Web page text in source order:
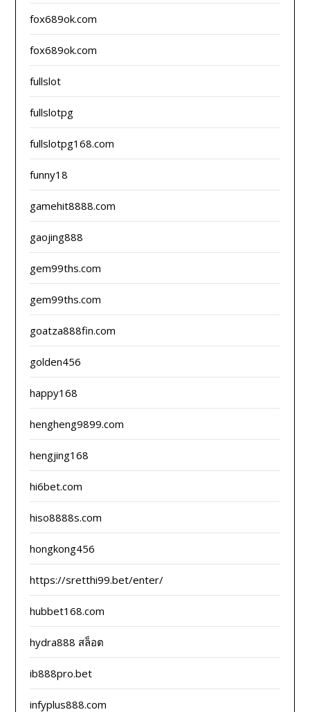
fox689ok.com
fox689ok.com
fullslot
fullslotpg
fullslotpg168.com
funny18
gamehit8888.com
gaojing888
gem99ths.com
gem99ths.com
goatza888fin.com
golden456
happy168
hengheng9899.com
hengjing168
hi6bet.com
hiso8888s.com
hongkong456
https://sretthi99.bet/enter/
hubbet168.com
hydra888 สล็อต
ib888pro.bet
infyplus888.com